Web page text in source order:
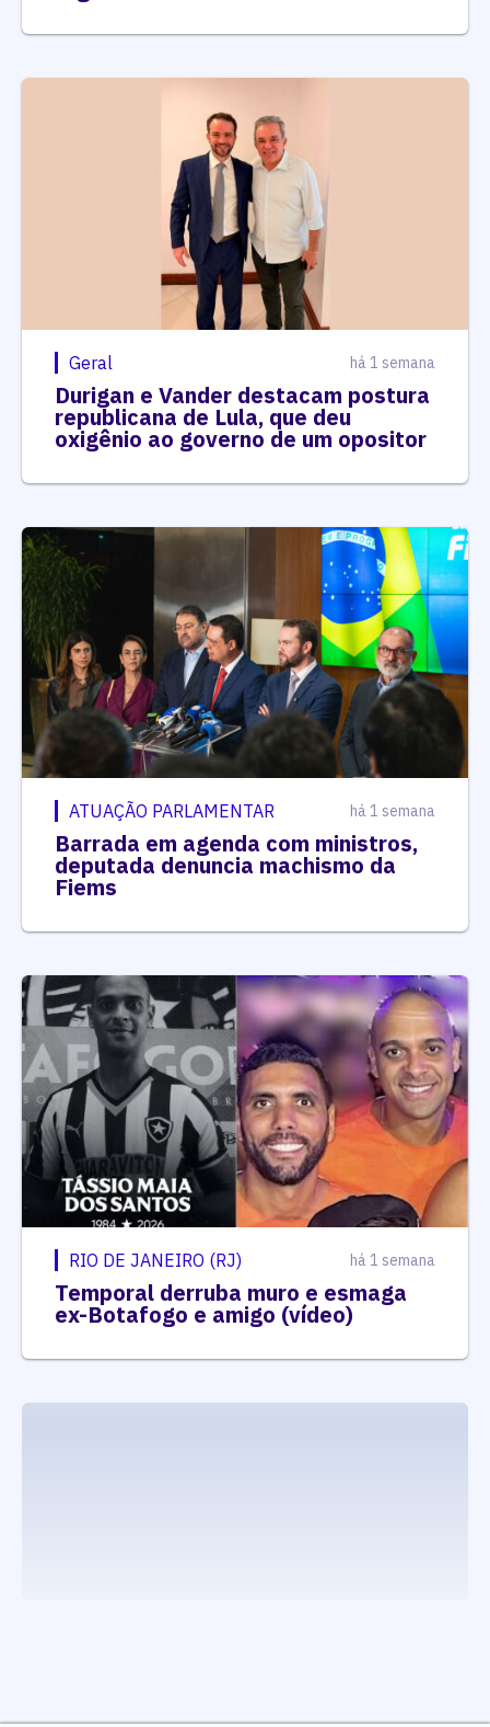
Geral há 1 semana
Durigan e Vander destacam postura
republicana de Lula, que deu
oxigênio ao governo de um opositor
ATUAÇÃO PARLAMENTAR há 1 semana
Barrada em agenda com ministros,
deputada denuncia machismo da
Fiems
RIO DE JANEIRO (RJ) há 1 semana
Temporal derruba muro e esmaga
ex-Botafogo e amigo (vídeo)